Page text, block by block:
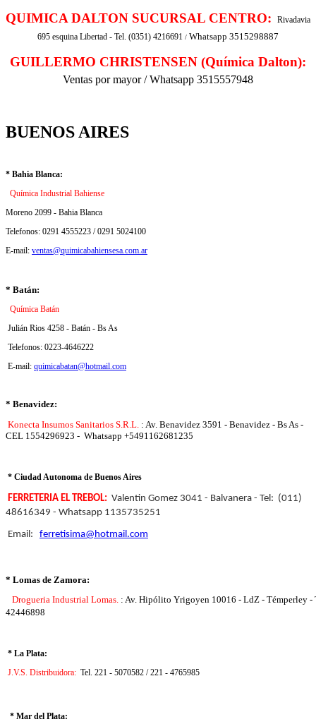
QUIMICA DALTON SUCURSAL CENTRO:
Rivadavia
695 esquina Libertad - Tel. (0351) 4216691 / Whatsapp 3515298887
GUILLERMO CHRISTENSEN (Química Dalton):
Ventas por mayor / Whatsapp 3515557948
BUENOS AIRES
* Bahia Blanca:
Química Industrial Bahiense
Moreno 2099 - Bahia Blanca
Telefonos: 0291 4555223 / 0291 5024100
E-mail: ventas@quimicabahiensesa.com.ar
* Batán:
Química Batán
Julián Rios 4258 - Batán - Bs As
Telefonos: 0223-4646222
E-mail: quimicabatan@hotmail.com
* Benavidez:
Konecta Insumos Sanitarios S.R.L. : Av. Benavidez 3591 - Benavidez - Bs As -
CEL 1554296923 - Whatsapp +5491162681235
* Ciudad Autonoma de Buenos Aires
FERRETERIA EL TREBOL: Valentin Gomez 3041 - Balvanera - Tel: (011)
48616349 - Whatsapp 1135735251
Email: ferretisima@hotmail.com
* Lomas de Zamora:
Drogueria Industrial Lomas. : Av. Hipólito Yrigoyen 10016 - LdZ - Témperley -
42446898
* La Plata:
J.V.S. Distribuidora: Tel. 221 - 5070582 / 221 - 4765985
* Mar del Plata: